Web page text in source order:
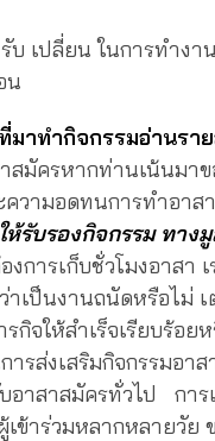
บ เปลี่ยน ในการทำง
น
าทำกิจกรรมอ่านรา
สมัครหากท่านเน้นมา
ความอดทนการทำอาส
รับรองกิจกรรม ทาง
การเก็บชั่วโมงอาสา
เป็นงานถนัดหรือไม่
จให้สำเร็จเรียบร้อย
รส่งเสริมกิจกรรมอา
อาสาสมัครทั่วไป กา
ข้าร่วมหลากหลายวัย